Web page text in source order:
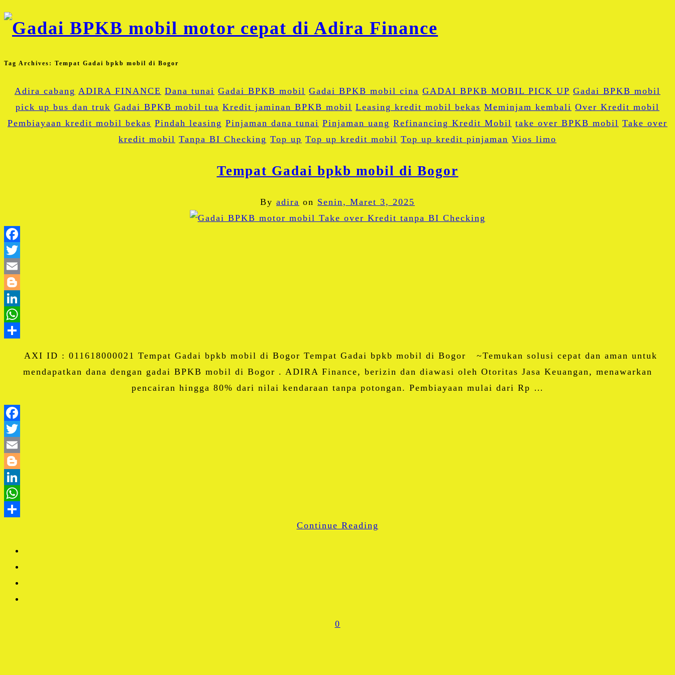
Tag Archives: Tempat Gadai bpkb mobil di Bogor
Adira cabang ADIRA FINANCE Dana tunai Gadai BPKB mobil Gadai BPKB mobil cina GADAI BPKB MOBIL PICK UP Gadai BPKB mobil
pick up bus dan truk Gadai BPKB mobil tua Kredit jaminan BPKB mobil Leasing kredit mobil bekas Meminjam kembali Over Kredit mobil
Pembiayaan kredit mobil bekas Pindah leasing Pinjaman dana tunai Pinjaman uang Refinancing Kredit Mobil take over BPKB mobil Take over
kredit mobil Tanpa BI Checking Top up Top up kredit mobil Top up kredit pinjaman Vios limo
Tempat Gadai bpkb mobil di Bogor
By adira on Senin, Maret 3, 2025
AXI ID : 011618000021 Tempat Gadai bpkb mobil di Bogor Tempat Gadai bpkb mobil di Bogor ~Temukan solusi cepat dan aman untuk
mendapatkan dana dengan gadai BPKB mobil di Bogor . ADIRA Finance, berizin dan diawasi oleh Otoritas Jasa Keuangan, menawarkan
pencairan hingga 80% dari nilai kendaraan tanpa potongan. Pembiayaan mulai dari Rp …
Share
Continue Reading
0